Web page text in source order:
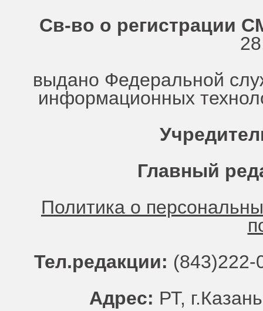
Св-во о регистрации
выдано Федеральной
информационных
Главный
Политика о
Тел.редакции:
Адрес: РТ,